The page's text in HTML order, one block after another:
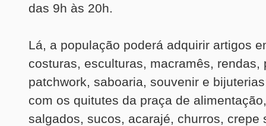
das 9h às 20h.
Lá, a população poderá adquirir artigos
costuras, esculturas, macramês, rendas,
patchwork, saboaria, souvenir e
com os quitutes da praça de
salgados, sucos, acarajé, churros, crepe